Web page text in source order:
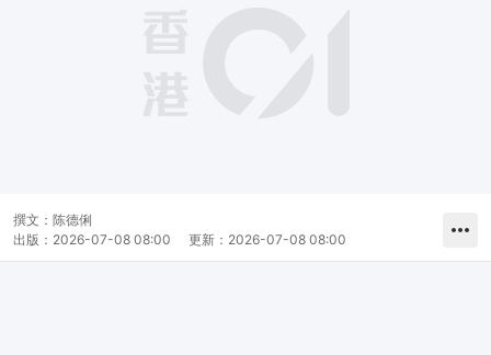
撰文： 陈德俐
出版： 2026-07-08 08:00 更新： 2026-07-08 08:00